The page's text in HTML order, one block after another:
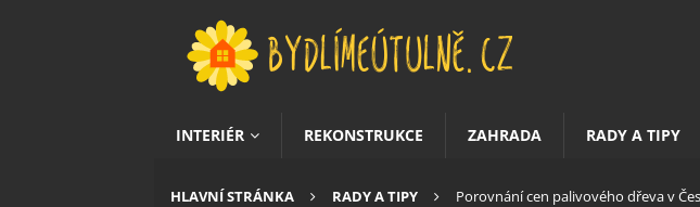
INTERIÉR REKONSTRUKCE ZAHRADA RADY A TIPY
HLAVNÍ STRÁNKA RADY A TIPY
Porovnání cen palivového dřeva v